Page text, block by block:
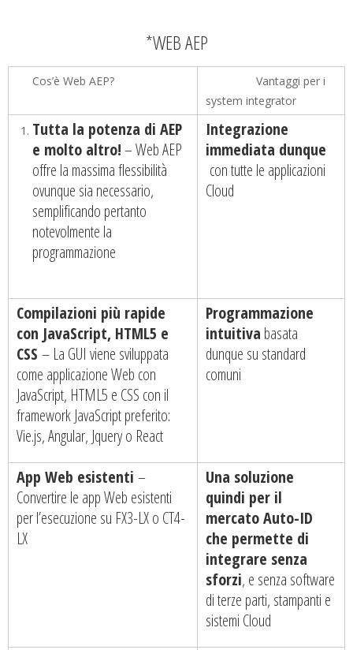
*WEB AEP
Cos’è Web AEP?
Vantaggi per i
system integrator
Tutta la potenza di AEP
e molto altro!– Web AEP
offre la massima flessibilità
ovunque sia necessario,
semplificando pertanto
notevolmente la
programmazione
Integrazione
immediata dunque
con tutte le applicazioni
Cloud
Compilazioni più rapide
con JavaScript, HTML5 e
CSS – La GUI viene sviluppata
come applicazione Web con
JavaScript, HTML5 e CSS con il
framework JavaScript preferito:
Vie.js, Angular, Jquery o React
Programmazione
intuitiva basata
dunque su standard
comuni
App Web esistenti –
Convertire le app Web esistenti
per l’esecuzione su FX3-LX o CT4-
LX
Una soluzione
quindi per il
mercato Auto-ID
che permette di
integrare senza
sforzi, e senza software
di terze parti, stampanti e
sistemi Cloud